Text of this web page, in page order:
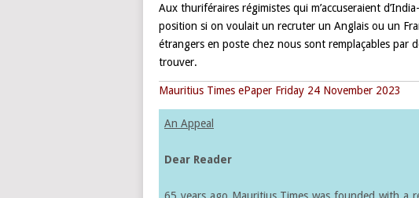
Aux thuriféraires régimistes qui m’accuseraient
position si on voulait un recruter un Anglais ou un
étrangers en poste chez nous sont remplaçables par
trouver.
Mauritius Times ePaper Friday 24 November 2023
An Appeal
Dear Reader
65 years ago Mauritius Times was founded with a